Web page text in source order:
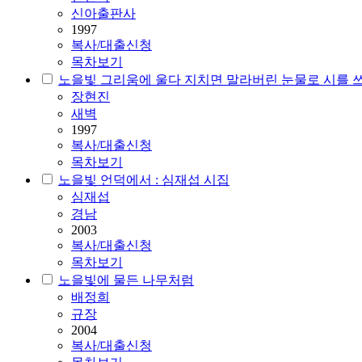
신아출판사
1997
복사/대출신청
목차보기
노을빛 그리움에 울다 지치면 말라버린 눈물로 시를
장현진
새벽
1997
복사/대출신청
목차보기
노을빛 언덕에서 : 심재섭 시집
심재섭
경남
2003
복사/대출신청
목차보기
노을빛에 물든 나무처럼
배정희
규장
2004
복사/대출신청